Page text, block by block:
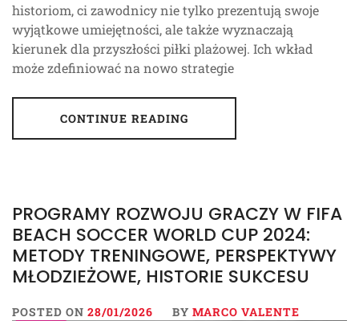
historiom, ci zawodnicy nie tylko prezentują swoje
wyjątkowe umiejętności, ale także wyznaczają
kierunek dla przyszłości piłki plażowej. Ich wkład
może zdefiniować na nowo strategie
CONTINUE READING
PROGRAMY ROZWOJU GRACZY W FIFA
BEACH SOCCER WORLD CUP 2024:
METODY TRENINGOWE, PERSPEKTYWY
MŁODZIEŻOWE, HISTORIE SUKCESU
POSTED ON 28/01/2026 BY MARCO VALENTE